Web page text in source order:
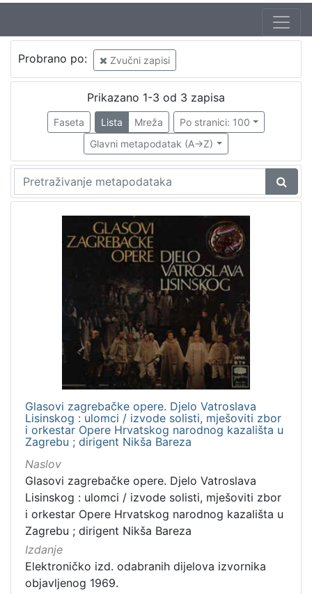
Autor
Zajc, Ivan, ml. (03. 08. 1832. – 16. 12. 1914.)
Pollak, Irma
1
2
Izdavač
Knjižnice grada Zagreba
Nakladnička
cjelina
Zagreb na pragu modernog doba
Digitalizirana zagrebačka baština
Probrano po: Zvučni zapisi
Prikazano 1-3 od 3 zapisa
Faseta Lista Mreža
Po stranici: 100
Glavni metapodatak (A->Z)
Glasovi zagrebačke opere. Djelo Vatroslava
Lisinskog : ulomci / izvode solisti, mješoviti zbor
i orkestar Opere Hrvatskog narodnog kazališta u
Zagrebu ; dirigent Nikša Bareza
Naslov
Glasovi zagrebačke opere. Djelo Vatroslava
Lisinskog : ulomci / izvode solisti, mješoviti zbor
i orkestar Opere Hrvatskog narodnog kazališta u
Zagrebu ; dirigent Nikša Bareza
Izdanje
Elektroničko izd. odabranih dijelova izvornika
objavljenog 1969.